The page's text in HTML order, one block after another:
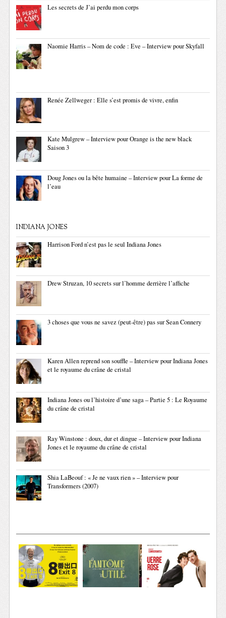
Les secrets de J’ai perdu mon corps
Naomie Harris – Nom de code : Eve – Interview pour Skyfall
Renée Zellweger : Elle s’est promis de vivre, enfin
Kate Mulgrew – Interview pour Orange is the new black
Saison 3
Doug Jones ou la bête humaine – Interview pour La forme de
l’eau
INDIANA JONES
Harrison Ford n’est pas le seul Indiana Jones
Drew Struzan, 10 secrets sur l’homme derrière l’affiche
3 choses que vous ne savez (peut-être) pas sur Sean Connery
Karen Allen reprend son souffle – Interview pour Indiana Jones
et le royaume du crâne de cristal
Indiana Jones ou l’histoire d’une saga – Partie 5 : Le Royaume
du crâne de cristal
Ray Winstone : doux, dur et dingue – Interview pour Indiana
Jones et le royaume du crâne de cristal
Shia LaBeouf : « Je ne vaux rien » – Interview pour
Transformers (2007)